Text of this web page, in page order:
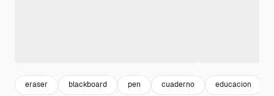
eraser blackboard pen cuaderno educacion